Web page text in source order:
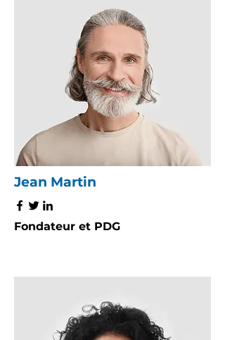
Jean Martin
Fondateur et PDG